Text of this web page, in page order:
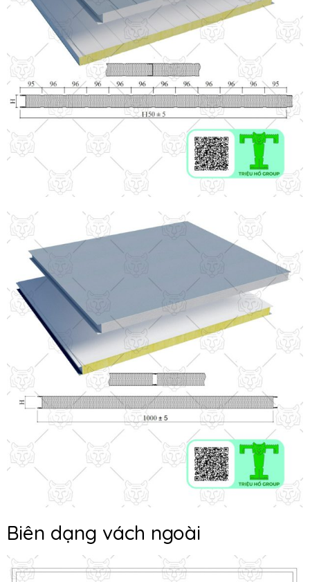
Biên dạng vách ngoài